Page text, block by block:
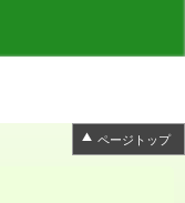
ページトップ